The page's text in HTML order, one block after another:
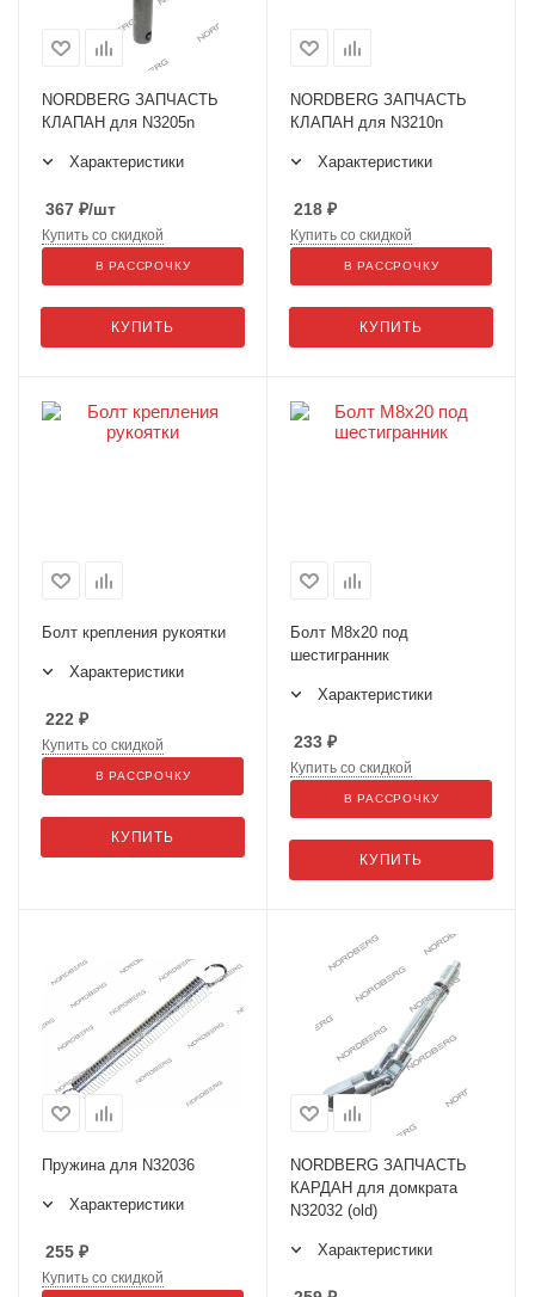
NORDBERG ЗАПЧАСТЬ
КЛАПАН для N3205n
Характеристики
367 ₽/шт
КУПИТЬ
Купить со скидкой
В РАССРОЧКУ
NORDBERG ЗАПЧАСТЬ
КЛАПАН для N3210n
Характеристики
218 ₽
КУПИТЬ
Купить со скидкой
В РАССРОЧКУ
Болт крепления рукоятки
Характеристики
222 ₽
КУПИТЬ
Купить со скидкой
В РАССРОЧКУ
Болт М8х20 под
шестигранник
Характеристики
233 ₽
КУПИТЬ
Купить со скидкой
В РАССРОЧКУ
Пружина для N32036
Характеристики
255 ₽
Купить со скидкой
NORDBERG ЗАПЧАСТЬ
КАРДАН для домкрата
N32032 (old)
Характеристики